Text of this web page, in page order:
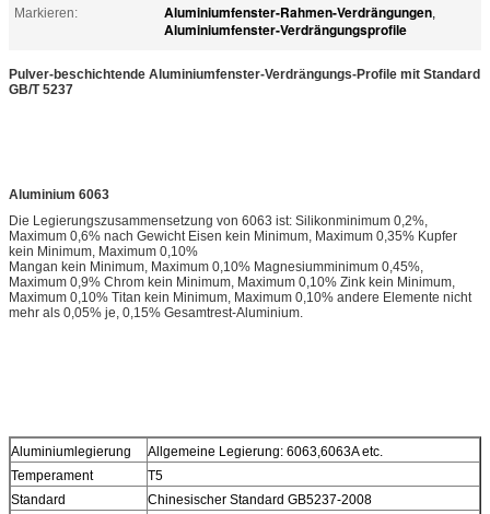
Markieren:
Aluminiumfenster-Rahmen-Verdrängungen,
Aluminiumfenster-Verdrängungsprofile
Pulver-beschichtende Aluminiumfenster-Verdrängungs-Profile mit Standard
GB/T 5237
Aluminium 6063
Die Legierungszusammensetzung von 6063 ist: Silikonminimum 0,2%,
Maximum 0,6% nach Gewicht Eisen kein Minimum, Maximum 0,35% Kupfer
kein Minimum, Maximum 0,10%
Mangan kein Minimum, Maximum 0,10% Magnesiumminimum 0,45%,
Maximum 0,9% Chrom kein Minimum, Maximum 0,10% Zink kein Minimum,
Maximum 0,10% Titan kein Minimum, Maximum 0,10% andere Elemente nicht
mehr als 0,05% je, 0,15% Gesamtrest-Aluminium.
Aluminiumlegierung
Allgemeine Legierung: 6063,6063A etc.
Temperament
T5
Standard
Chinesischer Standard GB5237-2008